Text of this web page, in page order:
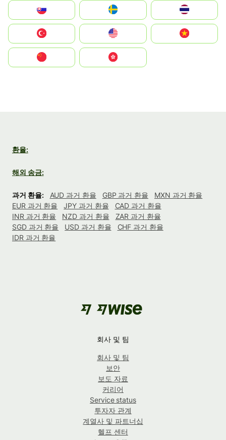
United States
中國香港特別行政區
환율:
해외 송금:
과거 환율: AUD 과거 환율 GBP 과거 환율
MXN 과거 환율
EUR 과거 환율
JPY 과거 환율
CAD 과거 환율
INR 과거 환율
NZD 과거 환율
ZAR 과거 환율
SGD 과거 환율
USD 과거 환율
CHF 과거 환율
IDR 과거 환율
회사 및 팀
회사 및 팀
보안
보도 자료
커리어
Service status
투자자 관계
계열사 및 파트너십
헬프 센터